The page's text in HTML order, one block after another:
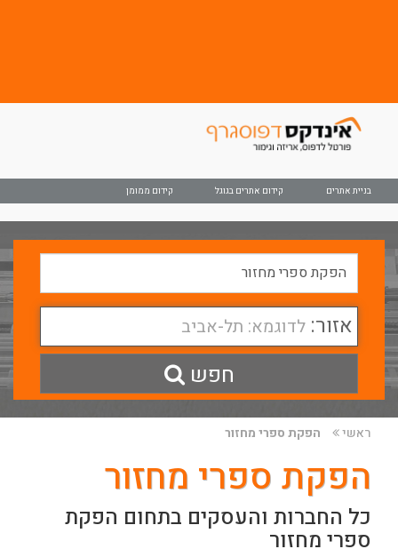
בניית אתרים קידום אתרים בגוגל קידום ממומן
אזור: לדוגמא: תל-אביב
חפש
ראשי הפקת ספרי מחזור
הפקת ספרי מחזור
כל החברות והעסקים בתחום הפקת
ספרי מחזור